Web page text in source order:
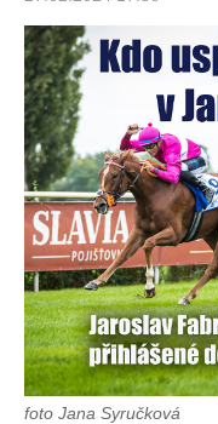
foto Jana Syručková